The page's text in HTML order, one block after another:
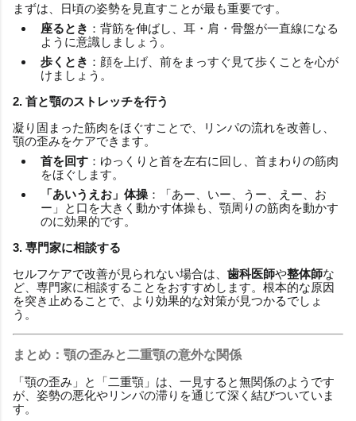
まずは、日頃の姿勢を見直すことが最も重要です。
座るとき ：背筋を伸ばし、耳・肩・骨盤が一直線になる
ように意識しましょう。
歩くとき ：顔を上げ、前をまっすぐ見て歩くことを心が
けましょう。
2. 首と顎のストレッチを行う
凝り固まった筋肉をほぐすことで、リンパの流れを改善し、
顎の歪みをケアできます。
首を回す ：ゆっくりと首を左右に回し、首まわりの筋肉
をほぐします。
「あいうえお」体操 ：「あー、いー、うー、えー、お
ー」と口を大きく動かす体操も、顎周りの筋肉を動かす
のに効果的です。
3. 専門家に相談する
セルフケアで改善が見られない場合は、 歯科医師や整体師な
ど、専門家に相談することをおすすめします。根本的な原因
を突き止めることで、より効果的な対策が見つかるでしょ
う。
まとめ：顎の歪みと二重顎の意外な関係
「顎の歪み」と「二重顎」は、一見すると無関係のようです
が、姿勢の悪化やリンパの滞りを通じて深く結びついていま
す。